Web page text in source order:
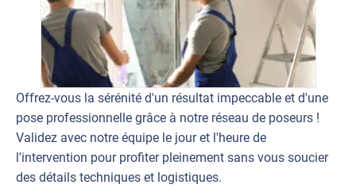
poser le film
Commentaire Luminis Films
29/06/2026
Bonjour, merci pour avoir pris le temps de partager
votre avis en ligne. Nous sommes ravis de vous savoir
satisfait ! 🥰 N'hésitez pas à parler de nous autour de
vous. 😊 Bonne journée, L'équipe Luminis Films
*****
Il y a 42 jours
Bien utile pour une pose sans bulle
Il y a 42 jours
Offrez-vous la sérénité d'un résultat impeccable et d'une
pose professionnelle grâce à notre réseau de poseurs !
Validez avec notre équipe le jour et l'heure de
l'intervention pour profiter pleinement sans vous soucier
des détails techniques et logistiques.